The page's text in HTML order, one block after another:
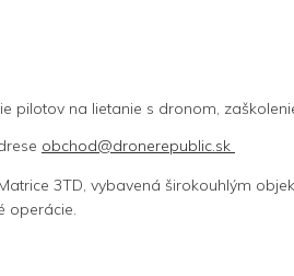
pilotov na lietanie s dronom,
obchod@dronerepublic.sk
3TD, vybavená širokouhlým
operácie.